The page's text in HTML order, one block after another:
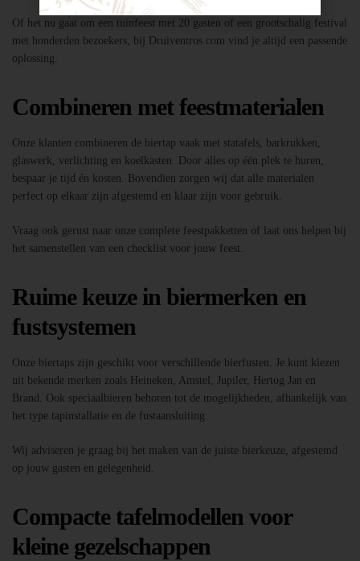
Of het nu gaat om een tuinfeest met 20 gasten of een grootschalig festival
met honderden bezoekers, bij Druiventros.com vind je altijd een passende
oplossing.
Combineren met feestmaterialen
Onze klanten combineren de biertap vaak met statafels, barkrukken,
glaswerk, verlichting en koelkasten. Door alles op één plek te huren,
bespaar je tijd én kosten. Bovendien zorgen wij dat alle materialen
perfect op elkaar zijn afgestemd en klaar zijn voor gebruik.
Vraag ook gerust naar onze complete feestpakketten of laat ons helpen bij
het samenstellen van een checklist voor jouw feest.
Ruime keuze in biermerken en
fustsystemen
Onze biertaps zijn geschikt voor verschillende bierfusten. Je kunt kiezen
uit bekende merken zoals Heineken, Amstel, Jupiler, Hertog Jan en
Brand. Ook speciaalbieren behoren tot de mogelijkheden, afhankelijk van
het type tapinstallatie en de fustaansluiting.
Wij adviseren je graag bij het maken van de juiste bierkeuze, afgestemd
op jouw gasten en gelegenheid.
Compacte tafelmodellen voor
kleine gezelschappen